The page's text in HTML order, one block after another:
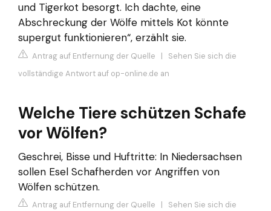
und Tigerkot besorgt. Ich dachte, eine
Abschreckung der Wölfe mittels Kot könnte
supergut funktionieren“, erzählt sie.
Antrag auf Entfernung der Quelle | Sehen Sie sich die
vollständige Antwort auf op-online.de an
Welche Tiere schützen Schafe
vor Wölfen?
Geschrei, Bisse und Huftritte: In Niedersachsen
sollen Esel Schafherden vor Angriffen von
Wölfen schützen.
Antrag auf Entfernung der Quelle | Sehen Sie sich die